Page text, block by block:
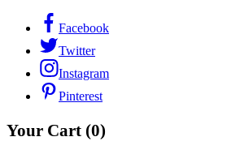
Facebook
Twitter
Instagram
Pinterest
Your Cart (0)